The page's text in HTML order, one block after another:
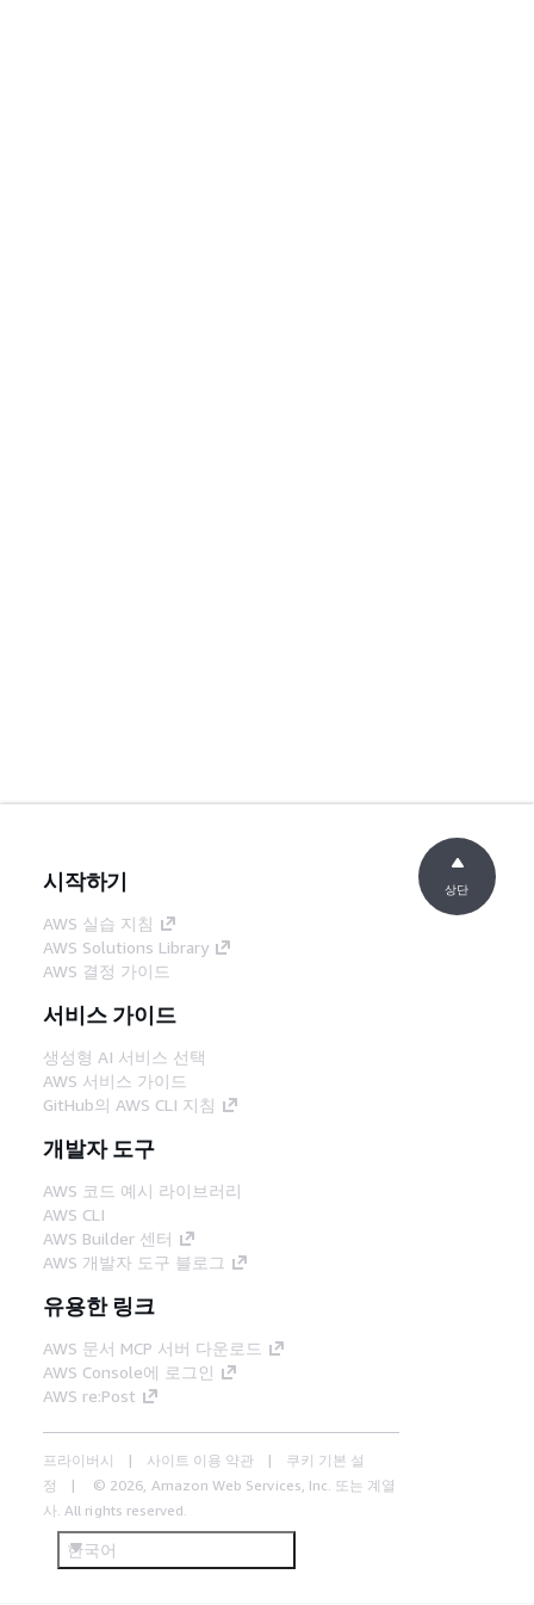
시작하기
AWS 실습 지침
AWS Solutions Library
AWS 결정 가이드
서비스 가이드
생성형 AI 서비스 선택
AWS 서비스 가이드
GitHub의 AWS CLI 지침
개발자 도구
AWS 코드 예시 라이브러리
AWS CLI
AWS Builder 센터
AWS 개발자 도구 블로그
유용한 링크
AWS 문서 MCP 서버 다운로드
AWS Console에 로그인
AWS re:Post
프라이버시 사이트 이용 약관
쿠키 기본 설
정
© 2026, Amazon Web Services, Inc. 또는 계열
사. All rights reserved.
한국어
상단